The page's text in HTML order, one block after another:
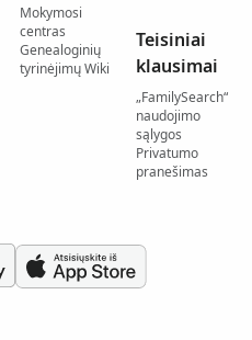
Mokymosi
centras
Genealoginių
tyrinėjimų Wiki
Teisiniai
klausimai
„FamilySearch“
naudojimo
sąlygos
Privatumo
pranešimas